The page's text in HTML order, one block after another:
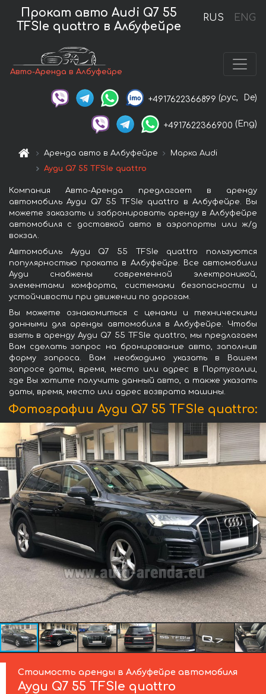
RUS ENG
Прокат авто Audi Q7 55
TFSIe quattro в Албуфейре
Авто-Аренда в Албуфейре
+4917622366899 (рус, De)
+4917622366900 (Eng)
Аренда авто в Албуфейре
Марка Audi
Ауди Q7 55 TFSIe quattro
Компания Авто-Аренда предлагает в аренду
автомобиль Ауди Q7 55 TFSIe quattro в Албуфейре. Вы
можете заказать и забронировать аренду в Албуфейре
автомобиля с доставкой авто в аэропорты или ж/д
вокзал.
Автомобиль Ауди Q7 55 TFSIe quattro пользуются
популярностью проката в Албуфейре. Все автомобили
Ауди снабжены современной электроникой,
элементами комфорта, системами безопасности и
устойчивости при движении по дорогам.
Вы можете ознакомиться с ценами и техническими
данными для аренды автомобиля в Албуфейре. Чтобы
взять в аренду Ауди Q7 55 TFSIe quattro, мы предлагаем
Вам сделать запрос на бронирование авто, заполнив
форму запроса. Вам необходимо указать в Вашем
запросе даты, время, место или адрес в Португалии,
где Вы хотите получить данный авто, а также указать
даты, время, место или адрес возврата машины.
Фотографии Ауди Q7 55 TFSIe quattro:
Стоимость аренды в Албуфейре автомобиля
Ауди Q7 55 TFSIe quattro